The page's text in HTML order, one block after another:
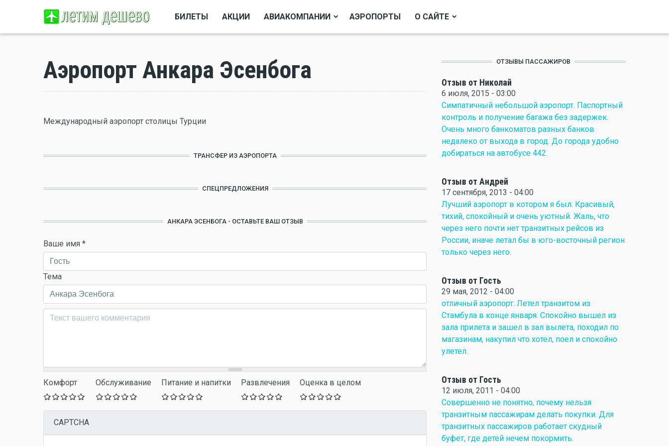
БИЛЕТЫ АКЦИИ АВИАКОМПАНИИ АЭРОПОРТЫ О САЙТЕ
Аэропорт Анкара Эсенбога
Международный аэропорт столицы Турции
ТРАНСФЕР ИЗ АЭРОПОРТА
СПЕЦПРЕДЛОЖЕНИЯ
АНКАРА ЭСЕНБОГА - ОСТАВЬТЕ ВАШ ОТЗЫВ
Ваше имя *
Тема
Комментарий*
Комфорт Обслуживание Питание и напитки Развлечения Оценка в целом
CAPTCHA
ОТЗЫВЫ ПАССАЖИРОВ
Отзыв от Николай
6 июля, 2015 - 03:00
Симпатичный небольшой аэропорт. Паспортный
контроль и получение багажа без задержек.
Очень много банкоматов разных банков
недалеко от выхода в город. До города удобно
добираться на автобусе 442.
Отзыв от Андрей
17 сентября, 2013 - 04:00
Лучший аэропорт в котором я был. Красивый,
тихий, спокойный и очень уютный. Жаль, что
через него почти нет транзитных рейсов из
России, иначе летал бы в юго-восточный регион
только через него.
Отзыв от Гость
29 мая, 2012 - 04:00
отличный аэропорт. Летел транзитом из
Стамбула в конце января. Спокойно вышел из
зала прилета и зашел в зал вылета, походил по
магазинам, накупил что хотел, поел и спокойно
улетел.
Отзыв от Гость
12 июля, 2011 - 04:00
Совершенно не понятно, почему нельзя
транзитным пассажирам делать покупки. Для
транзитных пассажиров работает скудный
буфет, где детей нечем покормить.